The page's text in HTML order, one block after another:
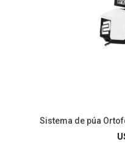
Sistema de púa